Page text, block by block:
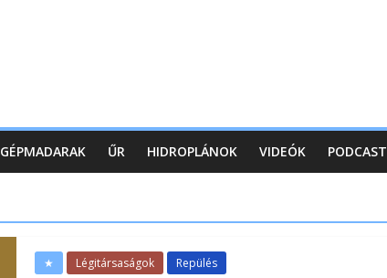
GÉPMADARAK ŰR HIDROPLÁNOK VIDEÓK PODCAST
★ Légitársaságok Repülés